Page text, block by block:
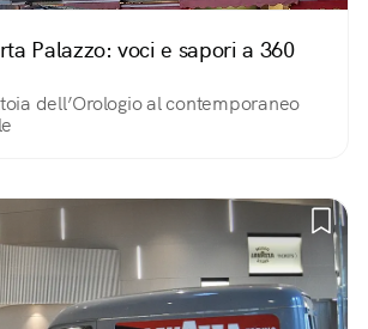
Palazzo: voci e sapori a 360
dell’Orologio al contemporaneo